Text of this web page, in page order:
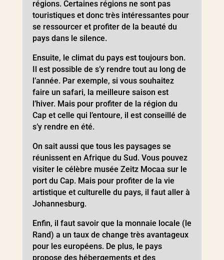
régions. Certaines régions ne sont pas
touristiques et donc très intéressantes pour
se ressourcer et profiter de la beauté du
pays dans le silence.
Ensuite, le climat du pays est toujours bon.
Il est possible de s’y rendre tout au long de
l’année. Par exemple, si vous souhaitez
faire un safari, la meilleure saison est
l’hiver. Mais pour profiter de la région du
Cap et celle qui l’entoure, il est conseillé de
s’y rendre en été.
On sait aussi que tous les paysages se
réunissent en Afrique du Sud. Vous pouvez
visiter le célèbre musée Zeitz Mocaa sur le
port du Cap. Mais pour profiter de la vie
artistique et culturelle du pays, il faut aller à
Johannesburg.
Enfin, il faut savoir que la monnaie locale (le
Rand) a un taux de change très avantageux
pour les européens. De plus, le pays
propose des hébergements et des